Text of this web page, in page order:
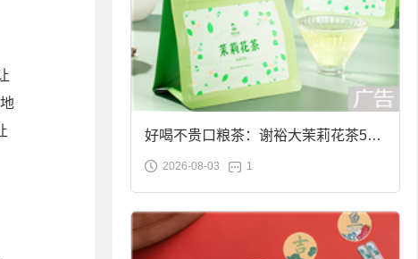
好喝不贵口粮茶：谢裕大茉莉花茶50g
袋装9.9元到手
2026-08-03 1